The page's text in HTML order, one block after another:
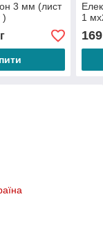
3 мм (лист
)
1